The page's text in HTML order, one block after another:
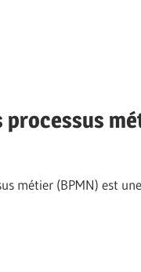
métier (BPMN) est